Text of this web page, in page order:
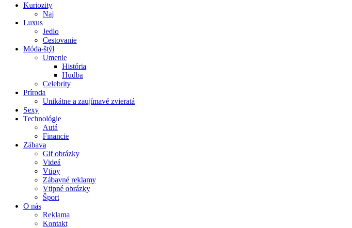
Kuriozity
Naj
Luxus
Jedlo
Cestovanie
Móda-štýl
Umenie
História
Hudba
Celebrity
Príroda
Unikátne a zaujímavé zvieratá
Sexy
Technológie
Autá
Financie
Zábava
Gif obrázky
Videá
Vtipy
Zábavné reklamy
Vtipné obrázky
Šport
O nás
Reklama
Kontakt